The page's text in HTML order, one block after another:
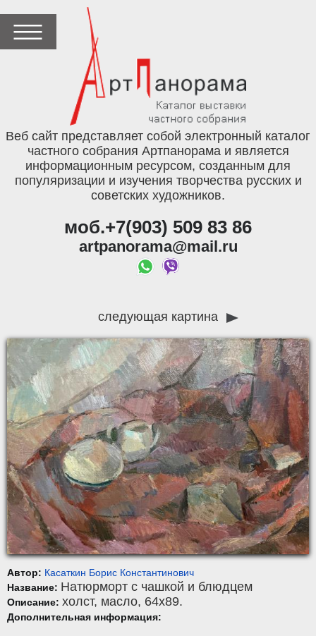
Веб сайт представляет собой электронный каталог
частного собрания Артпанорама и является
информационным ресурсом, созданным для
популяризации и изучения творчества русских и
советских художников.
моб.+7(903) 509 83 86
artpanorama@mail.ru
следующая картина
Автор: Касаткин Борис Константинович
Название: Натюрморт с чашкой и блюдцем
Описание: холст, масло, 64x89.
Дополнительная информация: